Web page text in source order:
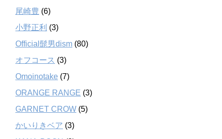
尾崎豊 (6)
小野正利 (3)
Official髭男dism (80)
オフコース (3)
Omoinotake (7)
ORANGE RANGE (3)
GARNET CROW (5)
かいりきベア (3)